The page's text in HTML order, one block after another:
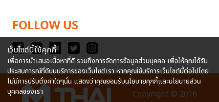
FOLLOW US
Copyright © 2016
เว็บไซต์นี้ใช้คุกกี้
เพื่อการนำเสนอเนื้อหาที่ดี รวมถึงการจัดการข้อมูลส่วนบุคคล เพื่อให้คุณได้รับ
ประสบการณ์ที่ดีบนบริการของเว็บไซต์เรา หากคุณใช้บริการเว็บไซต์นี้ต่อไปโดย
ไม่มีการปรับตั้งค่าใดๆนั้น แสดงว่าคุณยอมรับนโยบายคุกกี้และนโยบายส่วน
บุคคลของเรา